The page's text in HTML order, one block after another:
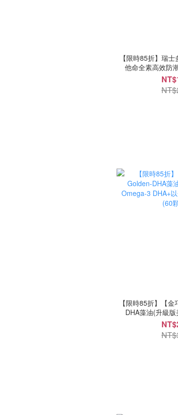
【限時85折】瑞
他命全素高效防
【限時85折】【
DHA藻油(升級
DHA+以色列磷脂